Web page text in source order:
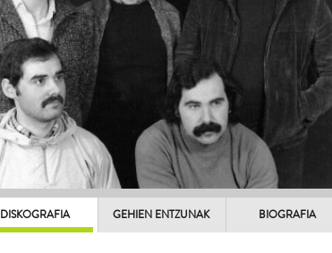
DISKOGRAFIA GEHIEN ENTZUNAK BIOGRAFIA